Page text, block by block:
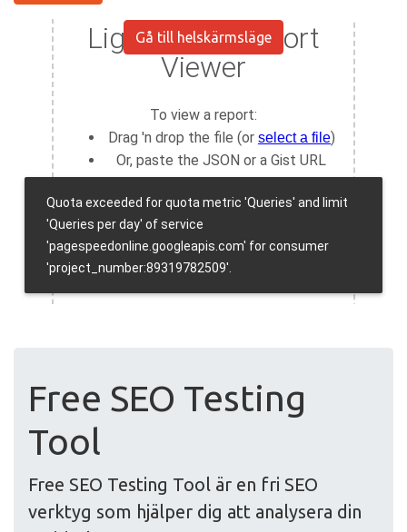
Gå till helskärmsläge
Free SEO Testing
Tool
Free SEO Testing Tool är en fri SEO
verktyg som hjälper dig att analysera din